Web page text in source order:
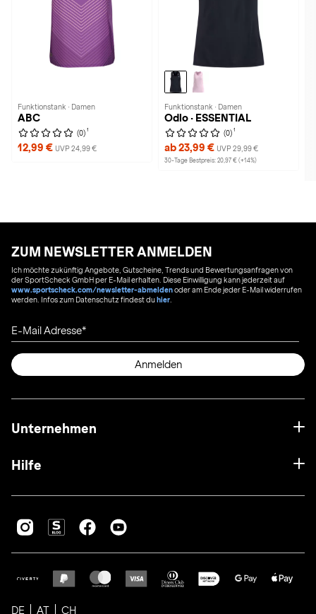
Funktionstank · Damen
ABC
(0) 1
12,99 € UVP 24,99 €
Funktionstank · Damen
Odlo · ESSENTIAL
(0) 1
ab 23,99 € UVP 29,99 €
30-Tage Bestpreis: 20,97 € (+14%)
ZUM NEWSLETTER ANMELDEN
Ich möchte zukünftig Angebote, Gutscheine, Trends und Bewertungsanfragen von
der SportScheck GmbH per E-Mail erhalten. Diese Einwilligung kann jederzeit auf
www.sportscheck.com/newsletter-abmeldenoder am Ende jeder E-Mail widerrufen
werden. Infos zum Datenschutz findest duhier
E-Mail Adresse
Anmelden
Unternehmen
Hilfe
DE AT CH